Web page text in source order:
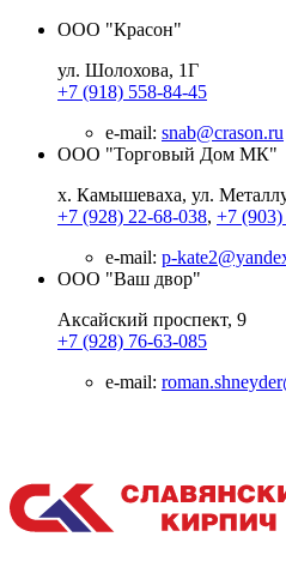
ООО "Красон"
ул. Шолохова, 1Г
+7 (918) 558-84-45
e-mail: snab@crason.ru
ООО "Торговый Дом МК"
х. Камышеваха, ул.
+7 (928) 22-68-038, +7
e-mail: p-
ООО "Ваш двор"
Аксайский проспект, 9
+7 (928) 76-63-085
e-mail: